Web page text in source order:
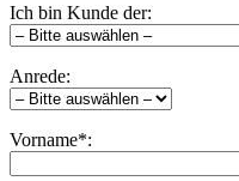
Ich bin Kunde der:
Anrede:
Vorname*: